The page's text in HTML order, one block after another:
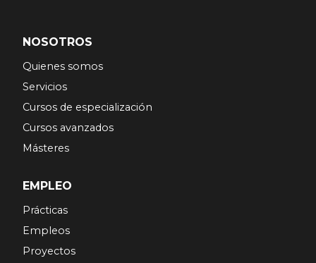
NOSOTROS
Quienes somos
Servicios
Cursos de especialización
Cursos avanzados
Másteres
EMPLEO
Prácticas
Empleos
Proyectos